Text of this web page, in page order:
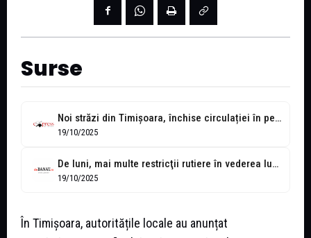
Surse
Noi străzi din Timișoara, închise circulației în perioada următoare
19/10/2025
De luni, mai multe restricţii rutiere în vederea lucrărilor la infrastructura rutieră...
19/10/2025
În Timișoara, autoritățile locale au anunțat